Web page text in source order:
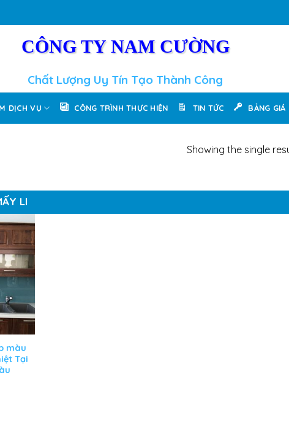
CÔNG TY NAM CƯỜNG
Chất Lượng Uy Tín Tạo Thành Công
DỊCH VỤ CÔNG TRÌNH THỰC HIỆN TIN TỨC BẢNG GIÁ
Showing the single
LI
màu
Tại